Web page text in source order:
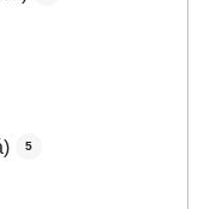
5